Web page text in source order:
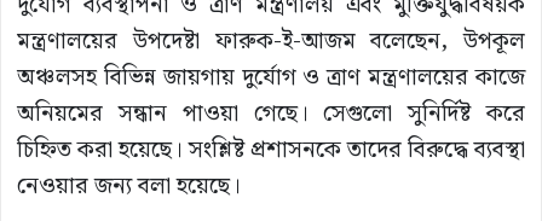
মন্ত্রণালয়ের উপদেষ্টা ফারুক-ই-আজম বলেছেন, উপকূল
অঞ্চলসহ বিভিন্ন জায়গায় দুর্যোগ ও ত্রাণ মন্ত্রণালয়ের কাজে
অনিয়মের সন্ধান পাওয়া গেছে। সেগুলো সুনির্দিষ্ট করে
চিহ্নিত করা হয়েছে। সংশ্লিষ্ট প্রশাসনকে তাদের বিরুদ্ধে ব্যবস্থা
নেওয়ার জন্য বলা হয়েছে।